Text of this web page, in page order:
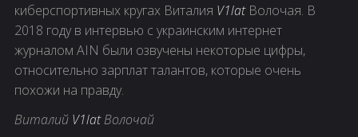
киберспортивных кругах Виталия V1latВолочая. В
2018 году в интервью с украинским интернет
журналом AIN были озвучены некоторые цифры,
относительно зарплат талантов, которые очень
похожи на правду.
Виталий V1latВолочай